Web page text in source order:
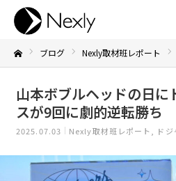
ブログ Nexly取材班レポート
山本ボブルヘッドの日に
スが9回に劇的逆転勝ち
2025.07.03 Nexly取材班レポート ド